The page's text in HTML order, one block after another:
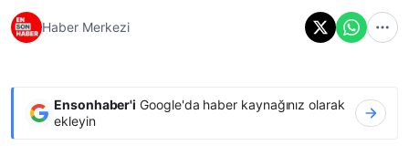
Haber Merkezi
Ensonhaber'i Google'da haber kaynağınız olarak
ekleyin